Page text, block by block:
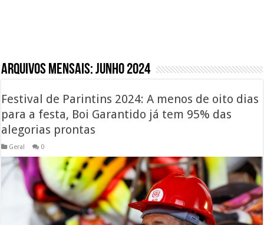
Arquivos mensais:junho 2024
Festival de Parintins 2024: A menos de oito dias
para a festa, Boi Garantido já tem 95% das
alegorias prontas
Geral 0